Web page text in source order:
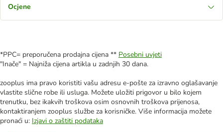
Ocjene
*PPC= preporučena prodajna cijena ** Posebni uvjeti
"Inače" = Najniža cijena artikla u zadnjih 30 dana.
zooplus ima pravo koristiti vašu adresu e-pošte za izravno oglašavanje
vlastite slične robe ili usluga. Možete uložiti prigovor u bilo kojem
trenutku, bez ikakvih troškova osim osnovnih troškova prijenosa,
kontaktiranjem zooplus službe za korisničke. Više informacija možete
pronaći u: Izjavi o zaštiti podataka